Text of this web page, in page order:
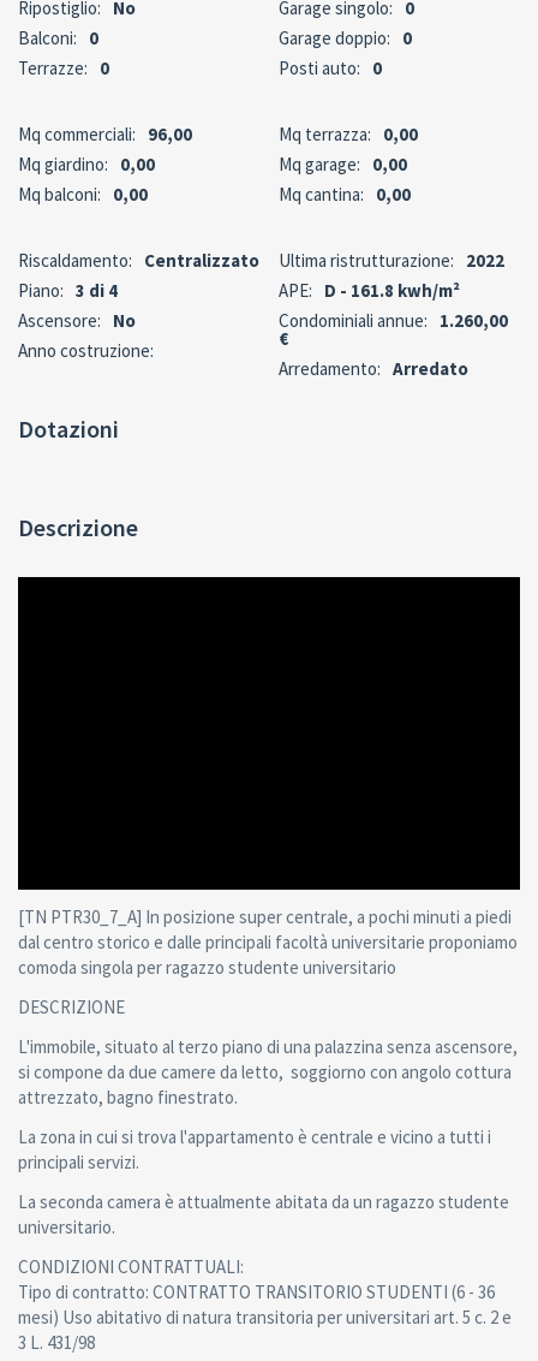
Ripostiglio:
No
Balconi:
0
Terrazze:
0
Garage singolo:
0
Garage doppio:
0
Posti auto:
0
Mq commerciali:
96,00
Mq giardino:
0,00
Mq balconi:
0,00
Mq terrazza:
0,00
Mq garage:
0,00
Mq cantina:
0,00
Riscaldamento:
Centralizzato
Piano: 3 di 4
Ascensore:
No
Anno costruzione:
Ultima ristrutturazione:
2022
APE:
D - 161.8 kwh/m²
Condominiali annue:
1.260,00
€
Arredamento: Arredato
Dotazioni
Descrizione
[TN PTR30_7_A] In posizione super centrale, a pochi minuti a piedi
dal centro storico e dalle principali facoltà universitarie proponiamo
comoda singola per ragazzo studente universitario
DESCRIZIONE
L'immobile, situato al terzo piano di una palazzina senza ascensore,
si compone da due camere da letto, soggiorno con angolo cottura
attrezzato, bagno finestrato.
La zona in cui si trova l'appartamento è centrale e vicino a tutti i
principali servizi.
La seconda camera è attualmente abitata da un ragazzo studente
universitario.
CONDIZIONI CONTRATTUALI:
Tipo di contratto: CONTRATTO TRANSITORIO STUDENTI (6 - 36
mesi) Uso abitativo di natura transitoria per universitari art. 5 c. 2 e
3 L. 431/98